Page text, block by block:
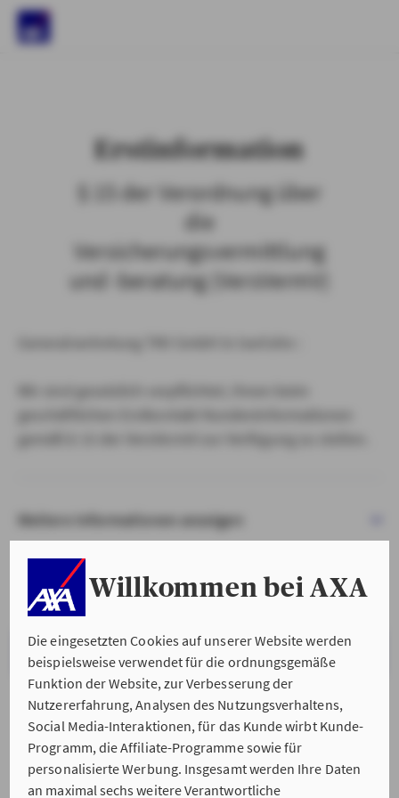
Willkommen bei AXA
Die eingesetzten Cookies auf unserer Website werden
beispielsweise verwendet für die ordnungsgemäße
Funktion der Website, zur Verbesserung der
Nutzererfahrung, Analysen des Nutzungsverhaltens,
Social Media-Interaktionen, für das Kunde wirbt Kunde-
Programm, die Affiliate-Programme sowie für
personalisierte Werbung. Insgesamt werden Ihre Daten
an maximal sechs weitere Verantwortliche
Erstinformation
§ 15 der Verordnung über
die
Versicherungsvermittlung
und -beratung (VersVermV)
Weitere Informationen anzeigen
VERSTANDEN & WEITER